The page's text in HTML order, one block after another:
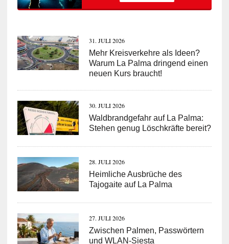
31. JULI 2026
Mehr Kreisverkehre als Ideen?
Warum La Palma dringend einen
neuen Kurs braucht!
30. JULI 2026
Waldbrandgefahr auf La Palma:
Stehen genug Löschkräfte bereit?
28. JULI 2026
Heimliche Ausbrüche des
Tajogaite auf La Palma
27. JULI 2026
Zwischen Palmen, Passwörtern
und WLAN-Siesta